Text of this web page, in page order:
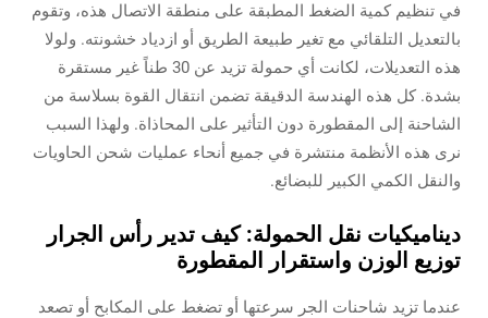
في تنظيم كمية الضغط المطبقة على منطقة الاتصال هذه، وتقوم
بالتعديل التلقائي مع تغير طبيعة الطريق أو ازدياد خشونته. ولولا
هذه التعديلات، لكانت أي حمولة تزيد عن 30 طناً غير مستقرة
بشدة. كل هذه الهندسة الدقيقة تضمن انتقال القوة بسلاسة من
الشاحنة إلى المقطورة دون التأثير على المحاذاة. ولهذا السبب
نرى هذه الأنظمة منتشرة في جميع أنحاء عمليات شحن الحاويات
والنقل الكمي الكبير للبضائع.
ديناميكيات نقل الحمولة: كيف تدير رأس الجرار
توزيع الوزن واستقرار المقطورة
عندما تزيد شاحنات الجر سرعتها أو تضغط على المكابح أو تصعد